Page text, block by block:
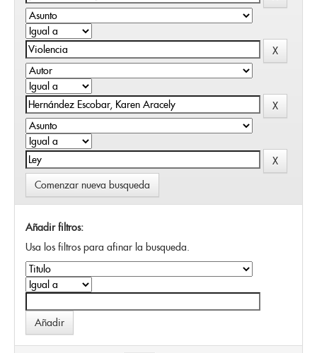
Comenzar nueva busqueda
Añadir filtros:
Usa los filtros para afinar la busqueda.